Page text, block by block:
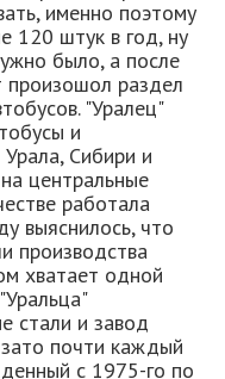
именно поэтому
120 штук в год, ну
было, а после
произошол раздел
"Уралец"
и
Сибири и
центральные
работала
выяснилось, что
производства
хватает одной
стали и завод
почти каждый
с 1975-го по